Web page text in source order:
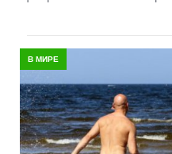
В МИРЕ